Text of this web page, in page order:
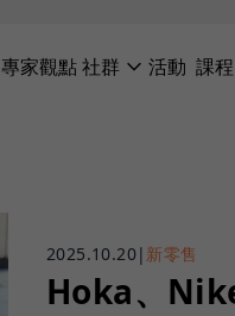
專家觀點社群 活動 課程
2025.10.20| 新零售
Hoka、